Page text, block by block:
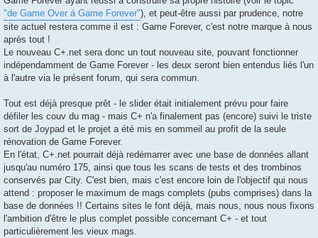
"de Game Over à Game Forever"), et peut-être aussi par prudence, notre
site actuel restera comme il est : Game Forever, c'est notre marque à nous
après tout !
Le nouveau C+.net sera donc un tout nouveau site, pouvant fonctionner
indépendamment de Game Forever - les deux seront bien entendus liés l'un
à l'autre via le présent forum, qui sera commun.
Tout est déjà presque prêt - le slider était initialement prévu pour faire
défiler les couv du mag - mais C+ n'a finalement pas (encore) suivi le triste
sort de Joypad et le projet a été mis en sommeil au profit de la seule
rénovation de Game Forever.
En l'état, C+.net pourrait déjà redémarrer avec une base de données allant
jusqu'au numéro 175, ainsi que tous les scans de tests et des trombinos
conservés par City. C'est bien, mais c'est encore loin de l'objectif qui nous
attend : proposer le maximum de mags complets (pubs comprises) dans la
base de données !! Certains sites le font déjà, mais nous, nous nous fixons
l'ambition d'être le plus complet possible concernant C+ - et tout
particulièrement les vieux mags.